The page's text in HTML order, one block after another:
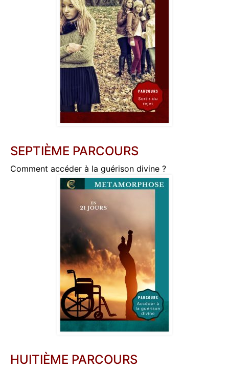
SEPTIÈME PARCOURS
Comment accéder à la guérison divine ?
HUITIÈME PARCOURS